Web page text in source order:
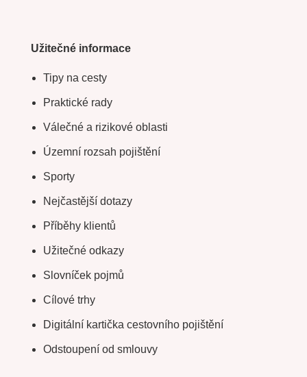
Užitečné informace
Tipy na cesty
Praktické rady
Válečné a rizikové oblasti
Územní rozsah pojištění
Sporty
Nejčastější dotazy
Příběhy klientů
Užitečné odkazy
Slovníček pojmů
Cílové trhy
Digitální kartička cestovního pojištění
Odstoupení od smlouvy